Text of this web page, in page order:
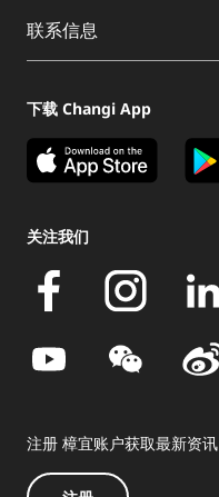
联系信息
下载 Changi App
关注我们
注册 樟宜账户获取最新资讯